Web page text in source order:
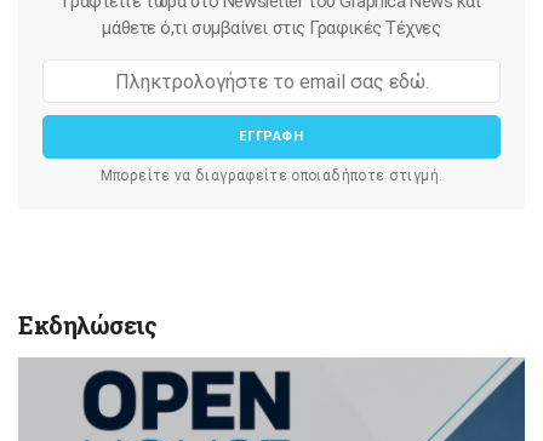
μάθετε ό,τι συμβαίνει στις Γραφικές Τέχνες
ΕΓΓΡΑΦΗ
Μπορείτε να διαγραφείτε οποιαδήποτε στιγμή.
Εκδηλώσεις